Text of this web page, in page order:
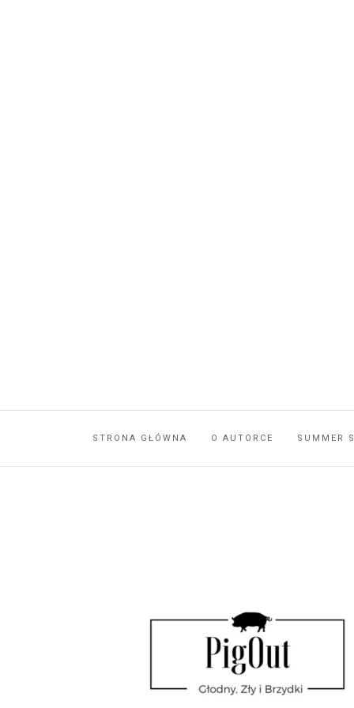
STRONA GŁÓWNA O AUTORCE SUMMER